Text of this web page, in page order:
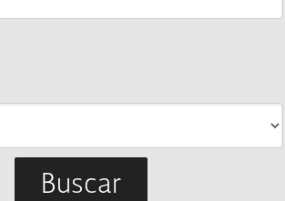
Buscar